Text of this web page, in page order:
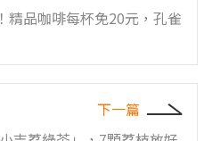
精品咖啡每杯免20元，孔雀
下一篇